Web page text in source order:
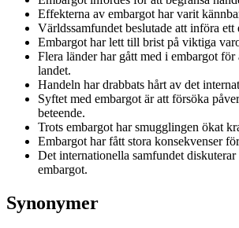
Effekterna av embargot har varit
Världssamfundet beslutade att införa ett
Embargot har lett till brist på viktiga
Flera länder har gått med i embargot
landet.
Handeln har drabbats hårt av det
Syftet med embargot är att försöka
beteende.
Trots embargot har smugglingen ökat
Embargot har fått stora konsekvenser
Det internationella samfundet
embargot.
Synonymer